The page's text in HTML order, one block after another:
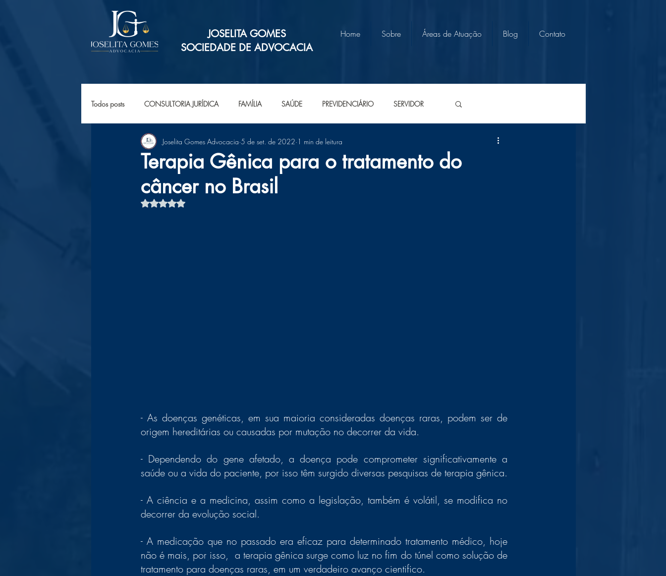
JOSELITA GOMES
SOCIEDADE DE ADVOCACIA
Home Sobre Áreas de Atuação Blog Contato
Todos posts CONSULTORIA JURÍDICA FAMÍLIA SAÚDE PREVIDENCIÁRIO SERVIDOR
Terapia Gênica para o tratamento do
câncer no Brasil
Joselita Gomes Advocacia 5 de set. de 2022 1 min de leitura
Avaliado com NaN de 5 estrelas.
- As doenças genéticas, em sua maioria consideradas doenças raras, podem ser de
origem hereditárias ou causadas por mutação no decorrer da vida.
- Dependendo do gene afetado, a doença pode comprometer significativamente a
- A ciência e a medicina, assim como a legislação, também é volátil, se modifica no
decorrer da evolução social.
- A medicação que no passado era eficaz para determinado tratamento médico, hoje
não é mais, por isso,  a terapia gênica surge como luz no fim do túnel como solução de
tratamento para doenças raras, em um verdadeiro avanço cientifico.